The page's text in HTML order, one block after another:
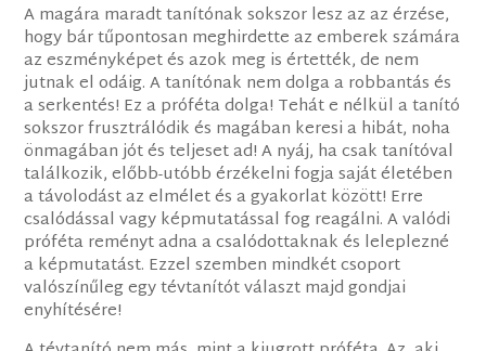
A magára maradt tanítónak sokszor lesz az az érzése,
hogy bár tűpontosan meghirdette az emberek számára
az eszményképet és azok meg is értették, de nem
jutnak el odáig. A tanítónak nem dolga a robbantás és
a serkentés! Ez a próféta dolga! Tehát e nélkül a tanító
sokszor frusztrálódik és magában keresi a hibát, noha
önmagában jót és teljeset ad! A nyáj, ha csak tanítóval
találkozik, előbb-utóbb érzékelni fogja saját életében
a távolodást az elmélet és a gyakorlat között! Erre
csalódással vagy képmutatással fog reagálni. A valódi
próféta reményt adna a csalódottaknak és leleplezné
a képmutatást. Ezzel szemben mindkét csoport
valószínűleg egy tévtanítót választ majd gondjai
enyhítésére!